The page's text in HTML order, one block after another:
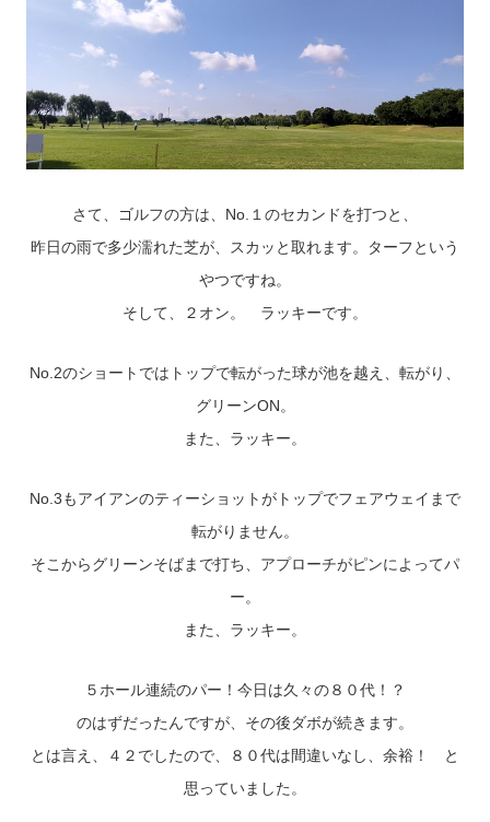
さて、ゴルフの方は、No.１のセカンドを打つと、
昨日の雨で多少濡れた芝が、スカッと取れます。ターフという
やつですね。
そして、２オン。 ラッキーです。
No.2のショートではトップで転がった球が池を越え、転がり、
グリーンON。
また、ラッキー。
No.3もアイアンのティーショットがトップでフェアウェイまで
転がりません。
そこからグリーンそばまで打ち、アプローチがピンによってパ
ー。
また、ラッキー。
５ホール連続のパー！今日は久々の８０代！？
のはずだったんですが、その後ダボが続きます。
とは言え、４２でしたので、８０代は間違いなし、余裕！ と
思っていました。